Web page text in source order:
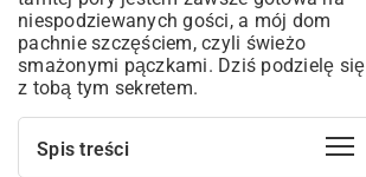
niespodziewanych gości, a mój dom
pachnie szczęściem, czyli świeżo
smażonymi pączkami. Dziś podzielę się
z tobą tym sekretem.
Spis treści